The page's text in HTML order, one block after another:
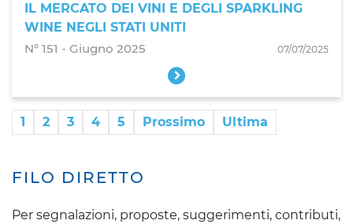
IL MERCATO DEI VINI E DEGLI SPARKLING
WINE NEGLI STATI UNITI
N° 151 - Giugno 2025
07/07/2025
1 2 3 4 5 Prossimo Ultima
FILO DIRETTO
Per segnalazioni, proposte, suggerimenti, contributi,